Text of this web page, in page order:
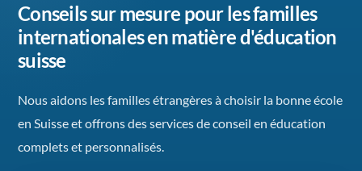
Conseils sur mesure pour les familles
internationales en matière d'éducation
suisse
Nous aidons les familles étrangères à choisir la bonne école
en Suisse et offrons des services de conseil en éducation
complets et personnalisés.